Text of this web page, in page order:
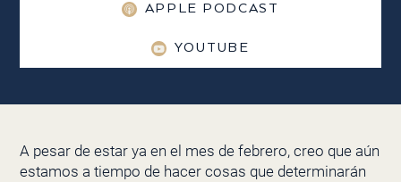
APPLE PODCAST
YOUTUBE
A pesar de estar ya en el mes de febrero, creo que aún
estamos a tiempo de hacer cosas que determinarán